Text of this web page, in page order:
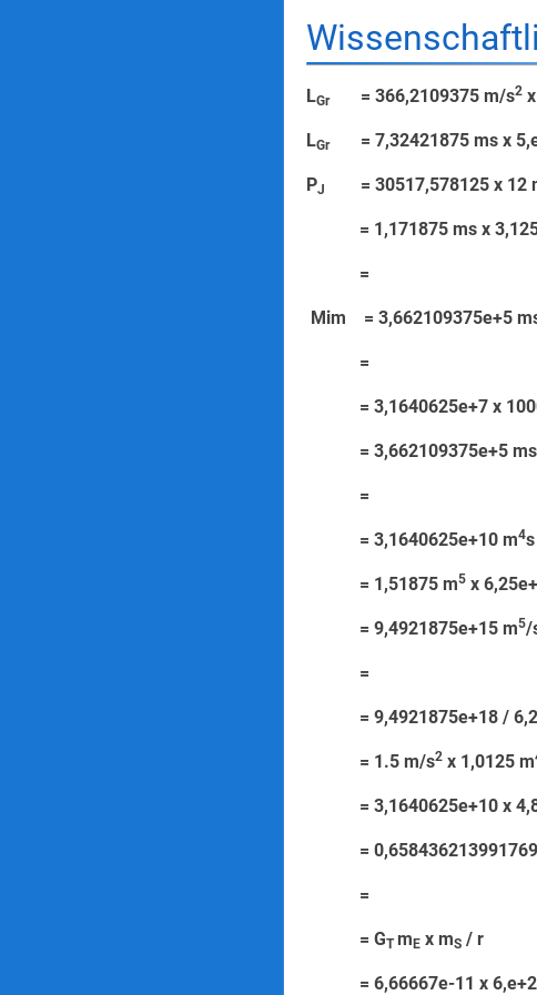
LGr= 366,2109375 m/s2
LGr= 7,32421875
PJ =
= 1,171875 ms x
=
Mim =
=
= 3,1640625e+7 x
= 3,662109375e+5 ms
=
= 3,1640625e+10 m4
= 1,51875 m5 x
= 9,4921875e+15 m5/
=
=
= 1.5 m/s2 x 1,0125 m
=
=
=
= GTm E x mS / r
= 6,66667e-11 x 6,e+24